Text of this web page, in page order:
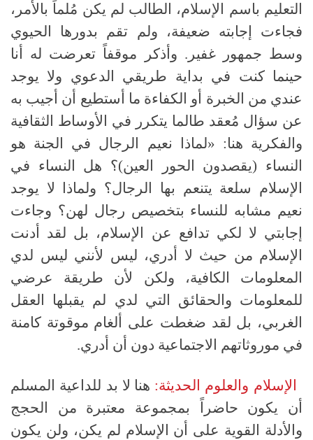
التعليم باسم الإسلام، الطالب لم يكن مُلماً بالأمر،
فجاءت إجابته ضعيفة، ولم تقم بدورها الحيوي
وسط جمهور غفير . وأذكر موقفاً تعرضت له أنا
حينما كنت في بداية طريقي الدعوي ولا يوجد
عندي من الخبرة أو الكفاءة ما أستطيع أن أجيب به
عن سؤال مُعقد طالما يتكرر في الأوساط الثقافية
والفكرية هنا: «لماذا نعيم الرجال في الجنة هو
النساء (يقصدون الحور العين)؟ هل النساء في
الإسلام سلعة يتنعم بها الرجال؟ ولماذا لا يوجد
نعيم مشابه للنساء بتخصيص رجال لهن؟ وجاءت
إجابتي لا لكي تدافع عن الإسلام، بل لقد أدنت
الإسلام من حيث لا أدري، ليس لأنني ليس لدي
المعلومات الكافية، ولكن لأن طريقة عرضي
للمعلومات والحقائق التي لدي لم يقبلها العقل
الغربي، بل لقد ضغطت على ألغام موقوتة كامنة
في موروثاتهم الاجتماعية دون أن أدري.
الإسلام والعلوم الحديثة: هنا لا بد للداعية المسلم
أن يكون حاضراً بمجموعة معتبرة من الحجج
والأدلة القوية على أن الإسلام لم يكن، ولن يكون